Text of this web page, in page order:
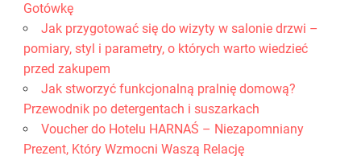
Gotówkę
Jak przygotować się do wizyty w salonie drzwi –
pomiary, styl i parametry, o których warto wiedzieć
przed zakupem
Jak stworzyć funkcjonalną pralnię domową?
Przewodnik po detergentach i suszarkach
Voucher do Hotelu HARNAŚ – Niezapomniany
Prezent, Który Wzmocni Waszą Relację